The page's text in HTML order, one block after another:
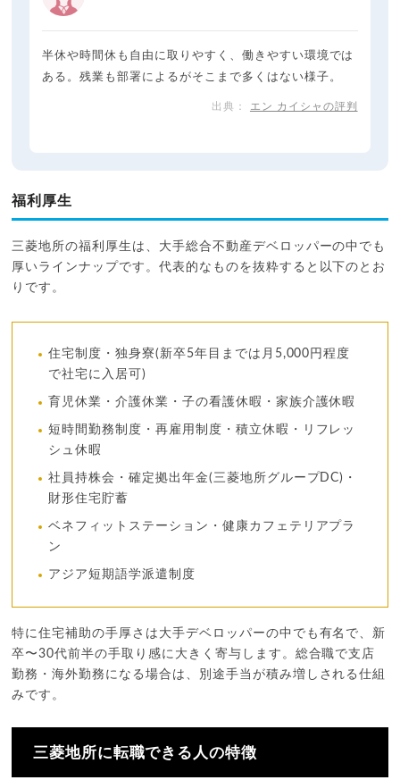
半休や時間休も自由に取りやすく、働きやすい環境では
ある。残業も部署によるがそこまで多くはない様子。
エン カイシャの評判
福利厚生
三菱地所の福利厚生は、大手総合不動産デベロッパーの中でも
厚いラインナップです。代表的なものを抜粋すると以下のとお
りです。
住宅制度・独身寮(新卒5年目までは月5,000円程度
で社宅に入居可)
育児休業・介護休業・子の看護休暇・家族介護休暇
短時間勤務制度・再雇用制度・積立休暇・リフレッ
シュ休暇
社員持株会・確定拠出年金(三菱地所グループDC)・
財形住宅貯蓄
ベネフィットステーション・健康カフェテリアプラ
ン
アジア短期語学派遣制度
特に住宅補助の手厚さは大手デベロッパーの中でも有名で、新
卒〜30代前半の手取り感に大きく寄与します。総合職で支店
勤務・海外勤務になる場合は、別途手当が積み増しされる仕組
みです。
三菱地所に転職できる人の特徴